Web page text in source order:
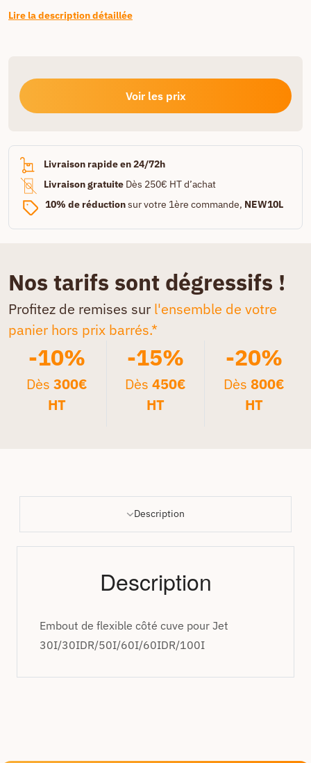
Lire la description détaillée
Voir les prix
Livraison rapide en 24/72h
Livraison gratuite Dès 250€ HT d’achat
10% de réductionsur votre 1ère commande, NEW10L
Nos tarifs sont dégressifs !
Profitez de remises sur l'ensemble de votre
panier hors prix barrés.*
-10%
Dès300€
HT
-15%
Dès 450€
HT
-20%
Dès 800€
HT
Description
Description
Embout de flexible côté cuve pour Jet
30I/30IDR/50I/60I/60IDR/100I